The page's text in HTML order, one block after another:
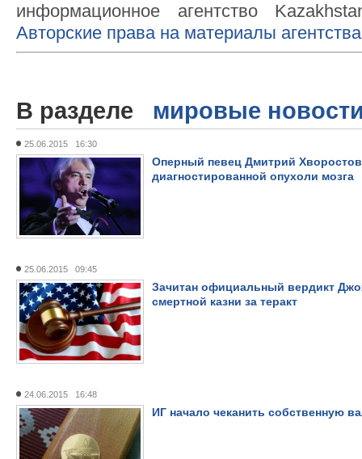
информационное агентство
Авторские права на материалы
В разделе мировые
25.06.2015 16:30
Оперный певец Дмитрий
диагностированной опухоли мозга
25.06.2015 09:45
Зачитан официальный вердикт
смертной казни за теракт
24.06.2015 16:48
ИГ начало чеканить собственную